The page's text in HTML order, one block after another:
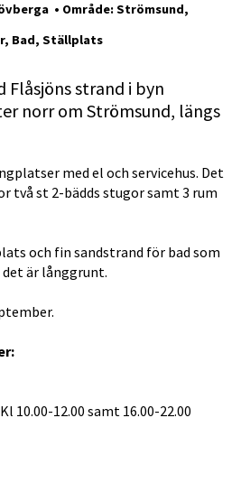
• Område: Strömsund,
Bad, Ställplats
Flåsjöns strand i byn
norr om Strömsund, längs
med el och servicehus. Det
två st 2-bädds stugor samt 3 rum
och fin sandstrand för bad som
är långgrunt.
10.00-12.00 samt 16.00-22.00